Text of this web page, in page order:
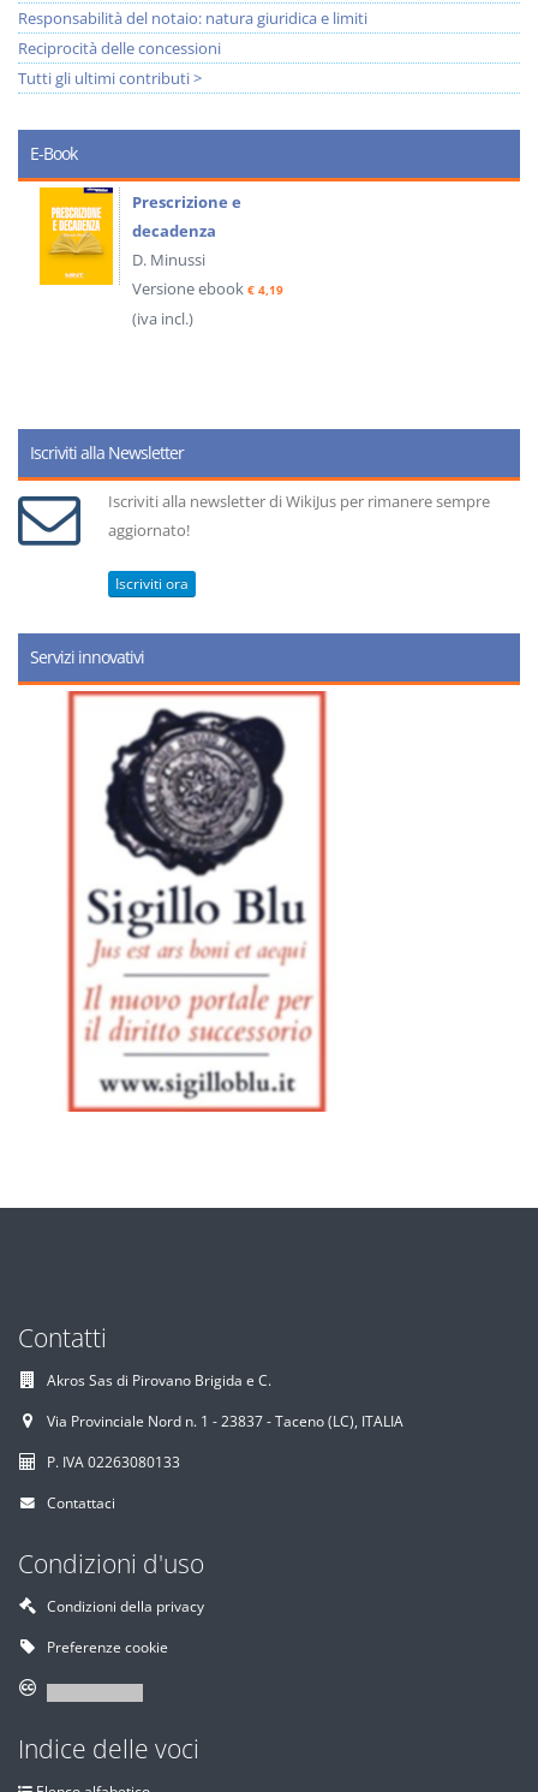
Responsabilità del notaio: natura giuridica e limiti
Reciprocità delle concessioni
Tutti gli ultimi contributi >
E-Book
Prescrizione e
decadenza
D. Minussi
Versione ebook € 4,19
(iva incl.)
Iscriviti alla Newsletter
Iscriviti alla newsletter di WikiJus per rimanere sempre
aggiornato!
Iscriviti ora
Servizi innovativi
Contatti
Akros Sas di Pirovano Brigida e C.
Via Provinciale Nord n. 1 - 23837 - Taceno (LC), ITALIA
P. IVA 02263080133
Contattaci
Condizioni d'uso
Condizioni della privacy
Preferenze cookie
Indice delle voci